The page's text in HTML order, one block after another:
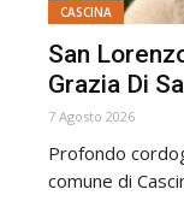
CASCINA
San
Grazia Di
7 Agosto 2026
Profondo
comune di